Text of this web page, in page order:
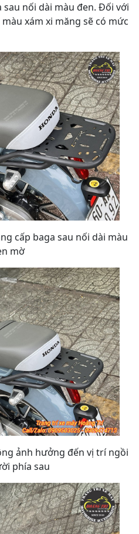
nối dài màu đen. Đối với
xám xi măng sẽ có mức
cấp baga sau nối dài màu
mờ
ảnh hưởng đến vị trí ngồi
phía sau